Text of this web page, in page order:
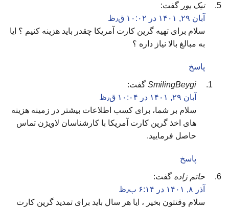
نیک پور گفت:
آبان ۲۹, ۱۴۰۱ در ۱۰:۰۲ ق٫ظ
سلام برای تهیه گرین کارت آمریکا چقدر باید هزینه کنیم ؟ ایا
به مبالغ بالا نیاز داره ؟
پاسخ
SmilingBeygi گفت:
آبان ۲۹, ۱۴۰۱ در ۱۰:۰۴ ق٫ظ
سلام بر شما، برای کسب اطلاعات بیشتر در زمینه هزینه
های اخذ گرین کارت آمریکا با کارشناسان لاویژن تماس
حاصل فرمایید.
پاسخ
حاتم زاده گفت:
آذر ۸, ۱۴۰۱ در ۶:۱۴ ب٫ظ
سلام وقتتون بخیر ، ایا هر سال باید برای تمدید گرین کارت